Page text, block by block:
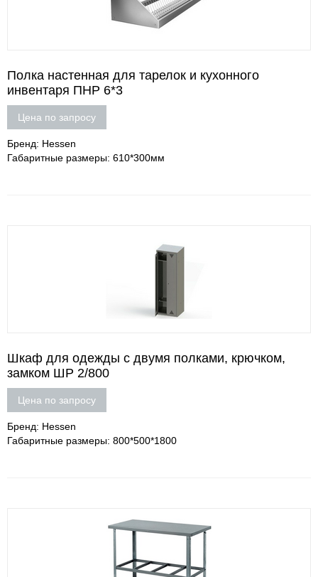
Полка настенная для тарелок и кухонного
инвентаря ПНР 6*3
Цена по запросу
Бренд: Hessen
Габаритные размеры: 610*300мм
Шкаф для одежды с двумя полками, крючком,
замком ШР 2/800
Цена по запросу
Бренд: Hessen
Габаритные размеры: 800*500*1800